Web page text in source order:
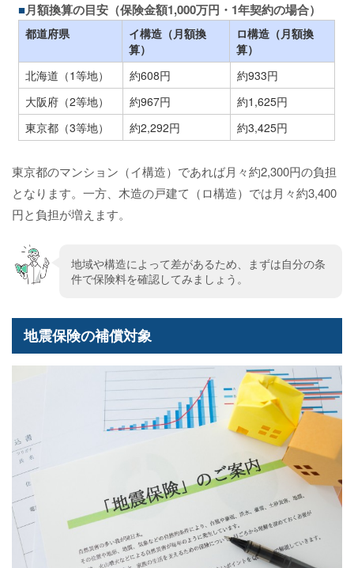
月額換算の目安（保険金額1,000万円・1年契約の場合）
都道府県
イ構造（月額換
算）
ロ構造（月額換
算）
北海道（1等地）
約608円
約933円
大阪府（2等地）
約967円
約1,625円
東京都（3等地）
約2,292円 約3,425円
東京都のマンション（イ構造）であれば月々約2,300円の負担
となります。一方、木造の戸建て（ロ構造）では月々約3,400
円と負担が増えます。
地域や構造によって差があるため、まずは自分の条
件で保険料を確認してみましょう。
地震保険の補償対象